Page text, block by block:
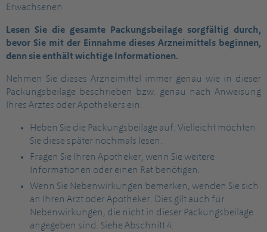
Erwachsenen
Lesen Sie die gesamte Packungsbeilage sorgfältig durch,
bevor Sie mit der Einnahme dieses Arzneimittels beginnen,
denn sie enthält wichtige Informationen.
Nehmen Sie dieses Arzneimittel immer genau wie in dieser
Packungsbeilage beschrieben bzw. genau nach Anweisung
Ihres Arztes oder Apothekers ein.
Heben Sie die Packungsbeilage auf. Vielleicht möchten
Sie diese später nochmals lesen.
Fragen Sie Ihren Apotheker, wenn Sie weitere
Informationen oder einen Rat benötigen.
Wenn Sie Nebenwirkungen bemerken, wenden Sie sich
an Ihren Arzt oder Apotheker. Dies gilt auch für
Nebenwirkungen, die nicht in dieser Packungsbeilage
angegeben sind. Siehe Abschnitt 4.